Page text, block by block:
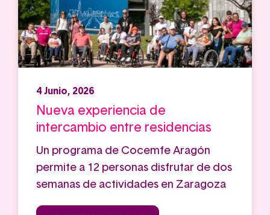
4 Junio, 2026
Nueva experiencia de
intercambio entre residencias
Un programa de Cocemfe Aragón
permite a 12 personas disfrutar de dos
semanas de actividades en Zaragoza